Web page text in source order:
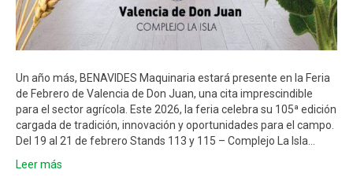
Un año más, BENAVIDES Maquinaria estará presente en la Feria
de Febrero de Valencia de Don Juan, una cita imprescindible
para el sector agrícola. Este 2026, la feria celebra su 105ª edición
cargada de tradición, innovación y oportunidades para el campo.
Del 19 al 21 de febrero Stands 113 y 115 – Complejo La Isla…
Leer más